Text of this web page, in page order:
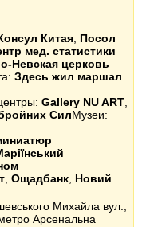
Китая Посол
мед. статистики
Невская церковь
Здесь жил маршал
Gallery NU ART
СилМузеи:
Ощадбанк Новий
Михайла вул.,
Арсенальна